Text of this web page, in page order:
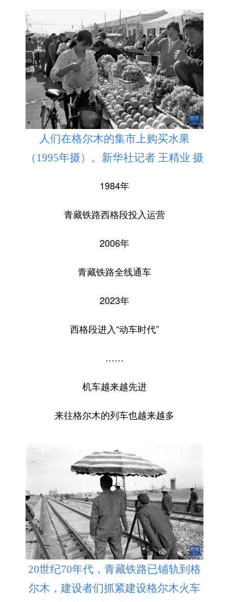
人们在格尔木的集市上购买水果
（1995年摄）。新华社记者 王精业 摄
1984年
青藏铁路西格段投入运营
2006年
青藏铁路全线通车
2023年
西格段进入“动车时代”
……
机车越来越先进
来往格尔木的列车也越来越多
20世纪70年代，青藏铁路已铺轨到格
尔木，建设者们抓紧建设格尔木火车